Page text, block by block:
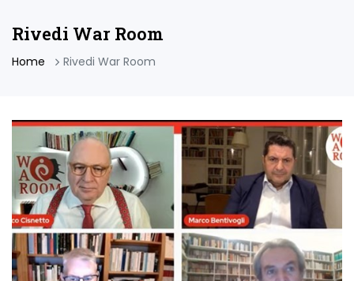
Rivedi War Room
Home Rivedi War Room